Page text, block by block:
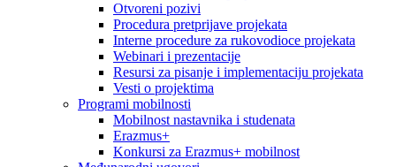
Otvoreni pozivi
Procedura pretprijave projekata
Interne procedure za rukovodioce projekata
Webinari i prezentacije
Resursi za pisanje i implementaciju projekata
Vesti o projektima
Programi mobilnosti
Mobilnost nastavnika i studenata
Erazmus+
Konkursi za Erazmus+ mobilnost